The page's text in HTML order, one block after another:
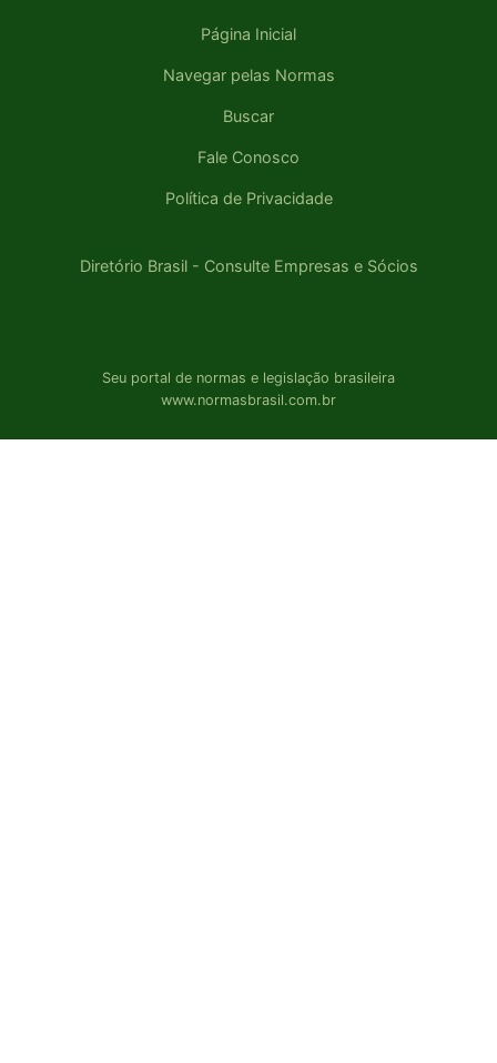
Página Inicial
Navegar pelas Normas
Buscar
Fale Conosco
Política de Privacidade
Diretório Brasil - Consulte Empresas e Sócios
Seu portal de normas e legislação brasileira
www.normasbrasil.com.br